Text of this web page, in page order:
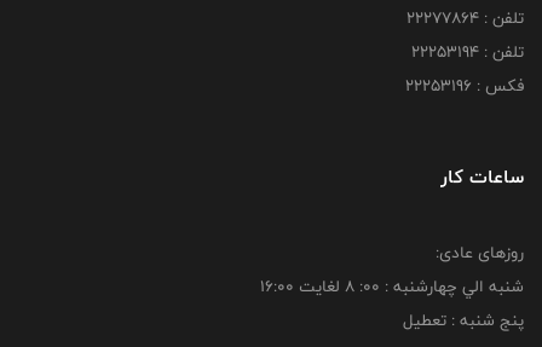
تلفن : 22277864
تلفن : 22253194
فکس : 22253196
ساعات کار
روزهای عادی:
شنبه الي چهارشنبه : 00: 8 لغايت 16:00
پنج شنبه : تعطیل